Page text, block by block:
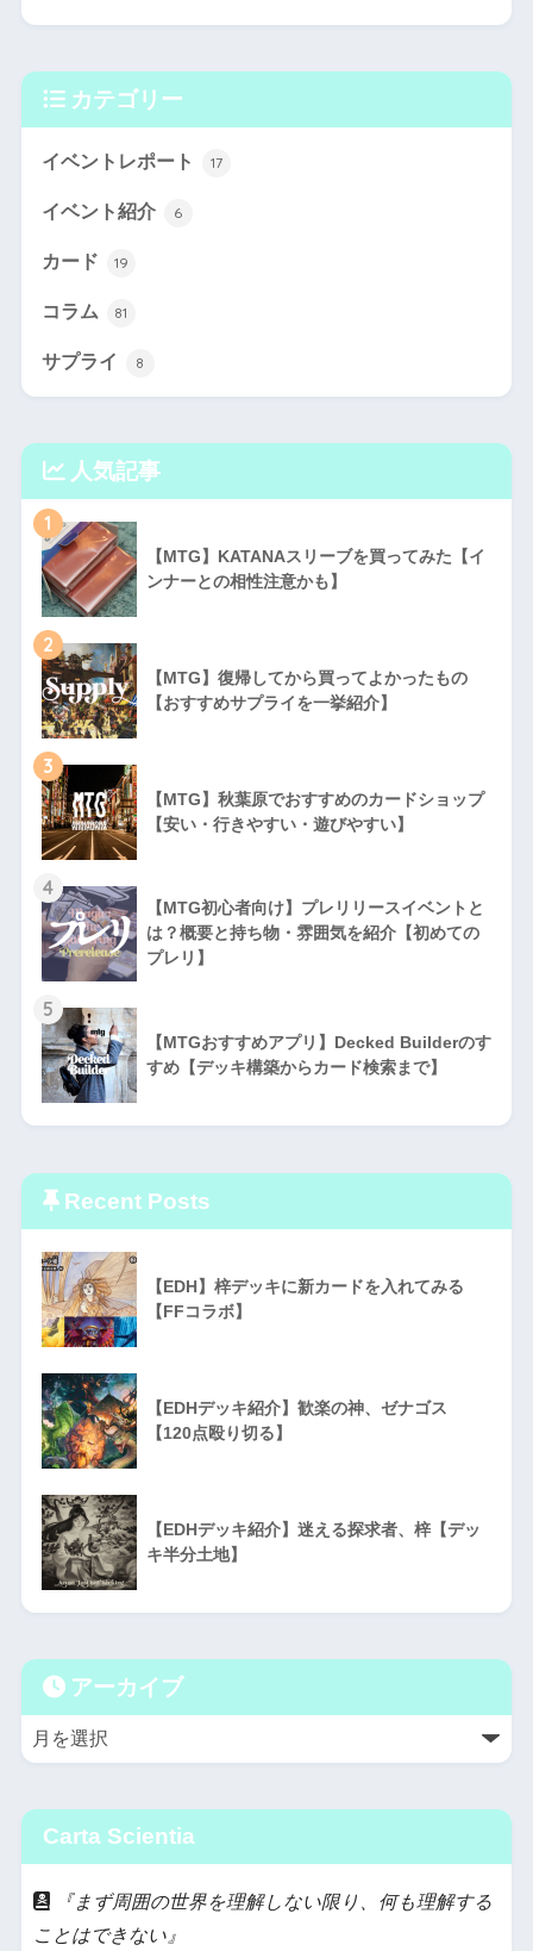
カテゴリー
イベントレポート 17
イベント紹介 6
カード 19
コラム 81
サプライ 8
人気記事
1
【MTG】KATANAスリーブを買ってみた【イ
ンナーとの相性注意かも】
2
【MTG】復帰してから買ってよかったもの
【おすすめサプライを一挙紹介】
3
【MTG】秋葉原でおすすめのカードショップ
【安い・行きやすい・遊びやすい】
4
【MTG初心者向け】プレリリースイベントと
は？概要と持ち物・雰囲気を紹介【初めての
プレリ】
5
【MTGおすすめアプリ】Decked Builderのす
すめ【デッキ構築からカード検索まで】
Recent Posts
【EDH】梓デッキに新カードを入れてみる
【FFコラボ】
【EDHデッキ紹介】歓楽の神、ゼナゴス
【120点殴り切る】
【EDHデッキ紹介】迷える探求者、梓【デッ
キ半分土地】
アーカイブ
Carta Scientia
『まず周囲の世界を理解しない限り、何も理解する
ことはできない』